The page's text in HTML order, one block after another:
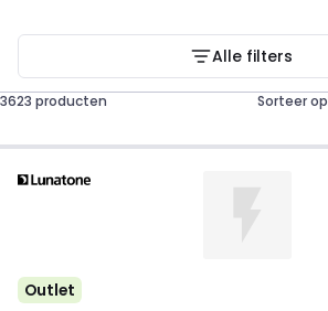
Alle filters
3623 producten Sorteer op
Outlet